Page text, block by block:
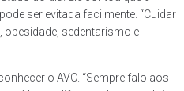
ser evitada facilmente. “Cuidar
sedentarismo e
o AVC. “Sempre falo aos